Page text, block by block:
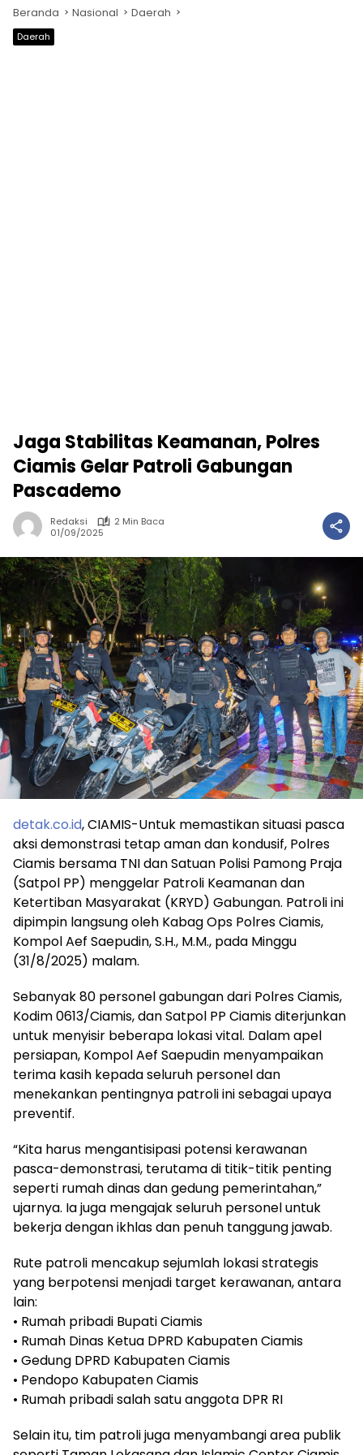
Beranda Nasional Daerah
Daerah
Jaga Stabilitas Keamanan, Polres
Ciamis Gelar Patroli Gabungan
Pascademo
Redaksi
2 Min Baca
01/09/2025
detak.co.id, CIAMIS-Untuk memastikan situasi pasca
aksi demonstrasi tetap aman dan kondusif, Polres
Ciamis bersama TNI dan Satuan Polisi Pamong Praja
(Satpol PP) menggelar Patroli Keamanan dan
Ketertiban Masyarakat (KRYD) Gabungan. Patroli ini
dipimpin langsung oleh Kabag Ops Polres Ciamis,
Kompol Aef Saepudin, S.H., M.M., pada Minggu
(31/8/2025) malam.
Sebanyak 80 personel gabungan dari Polres Ciamis,
Kodim 0613/Ciamis, dan Satpol PP Ciamis diterjunkan
untuk menyisir beberapa lokasi vital. Dalam apel
persiapan, Kompol Aef Saepudin menyampaikan
terima kasih kepada seluruh personel dan
menekankan pentingnya patroli ini sebagai upaya
preventif.
“Kita harus mengantisipasi potensi kerawanan
pasca-demonstrasi, terutama di titik-titik penting
seperti rumah dinas dan gedung pemerintahan,”
ujarnya. Ia juga mengajak seluruh personel untuk
bekerja dengan ikhlas dan penuh tanggung jawab.
Rute patroli mencakup sejumlah lokasi strategis
yang berpotensi menjadi target kerawanan, antara
lain:
• Rumah pribadi Bupati Ciamis
• Rumah Dinas Ketua DPRD Kabupaten Ciamis
• Gedung DPRD Kabupaten Ciamis
• Pendopo Kabupaten Ciamis
• Rumah pribadi salah satu anggota DPR RI
Selain itu, tim patroli juga menyambangi area publik